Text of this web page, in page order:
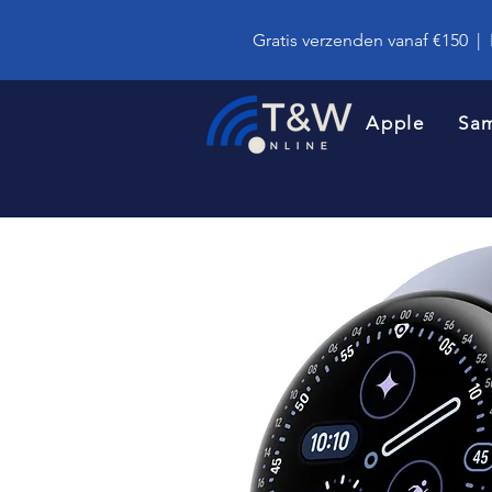
Gratis verzenden vanaf €150 |
Apple